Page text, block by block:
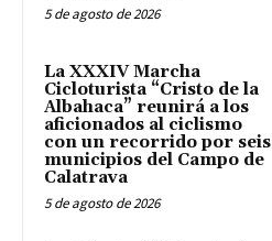
5 de agosto de 2026
La XXXIV Marcha
Cicloturista “Cristo de la
Albahaca” reunirá a los
aficionados al ciclismo
con un recorrido por seis
municipios del Campo de
Calatrava
5 de agosto de 2026